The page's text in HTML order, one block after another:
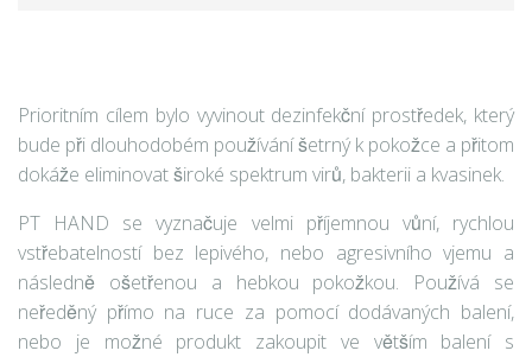
Prioritním cílem bylo vyvinout dezinfekční prostředek, který
bude při dlouhodobém používání šetrný k pokožce a přitom
dokáže eliminovat široké spektrum virů, bakterii a kvasinek.
PT HAND se vyznačuje velmi příjemnou vůní, rychlou
vstřebatelností bez lepivého, nebo agresivního vjemu a
následně ošetřenou a hebkou pokožkou. Používá se
neředěný přímo na ruce za pomocí dodávaných balení,
nebo je možné produkt zakoupit ve větším balení s